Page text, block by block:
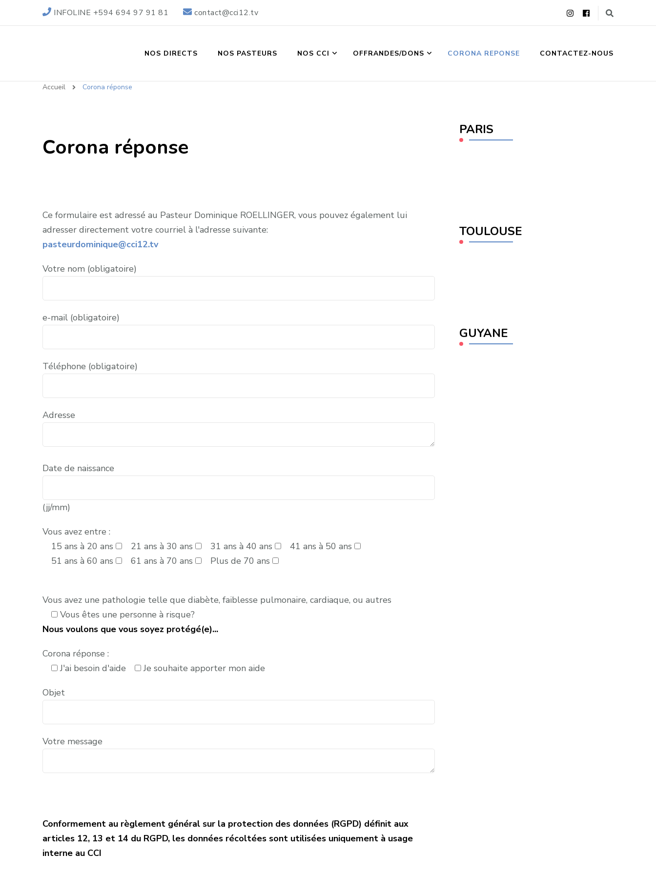
INFOLINE +594 694 97 91 81 contact@cci12.tv
NOS DIRECTS NOS PASTEURS NOS CCI OFFRANDES/DONS CORONA REPONSE CONTACTEZ-NOUS
Accueil Corona réponse
Corona réponse
Ce formulaire est adressé au Pasteur Dominique ROELLINGER, vous pouvez également lui
adresser directement votre courriel à l'adresse suivante:
pasteurdominique@cci12.tv
Votre nom (obligatoire)
e-mail (obligatoire)
Téléphone (obligatoire)
Adresse
Date de naissance
(jj/mm)
Vous avez entre :
15 ans à 20 ans
21 ans à 30 ans 31 ans à 40 ans
41 ans à 50 ans
51 ans à 60 ans
61 ans à 70 ans Plus de 70 ans
Vous avez une pathologie telle que diabète, faiblesse pulmonaire, cardiaque, ou autres
Vous êtes une personne à risque?
Nous voulons que vous soyez protégé(e)...
Corona réponse :
J'ai besoin d'aide
Je souhaite apporter mon aide
Objet
Votre message
Conformement au règlement général sur la protection des données (RGPD) définit aux
articles 12, 13 et 14 du RGPD, les données récoltées sont utilisées uniquement à usage
interne au CCI
PARIS
TOULOUSE
GUYANE